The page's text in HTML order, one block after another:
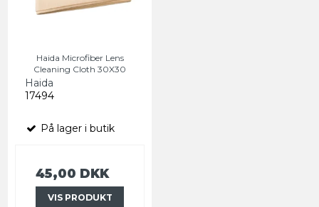
Haida Microfiber Lens
Cleaning Cloth 30X30
Haida
17494
På lager i butik
45,00 DKK
VIS PRODUKT